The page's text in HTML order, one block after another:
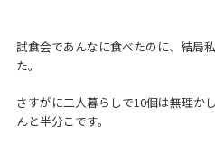
試食会であんなに食べたのに、結局
た。
さすがに二人暮らしで10個は無理か
んと半分こです。